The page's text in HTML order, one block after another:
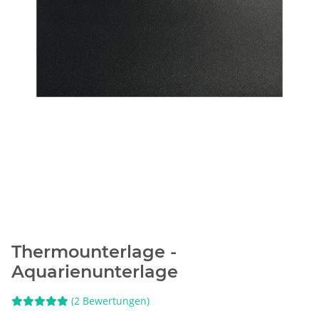
Thermounterlage -
Aquarienunterlage
(2 Bewertungen)